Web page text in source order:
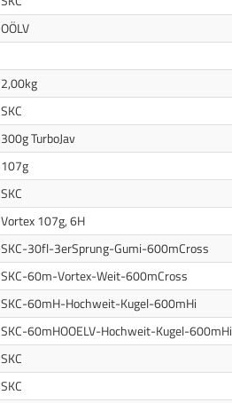
OÖLV
2,00kg
SKC
300g TurboJav
107g
SKC
Vortex 107g, 6H
SKC-30fl-3erSprung-Gumi-600mCross
SKC-60m-Vortex-Weit-600mCross
SKC-60mH-Hochweit-Kugel-600mHi
SKC-60mHOOELV-Hochweit-Kugel-600mHi
SKC
SKC